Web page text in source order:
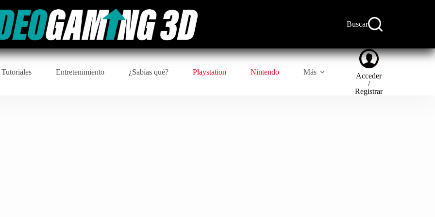
Buscar
Entretenimiento ¿Sabías qué? Playstation Nintendo Más
Acceder
/
Registrar